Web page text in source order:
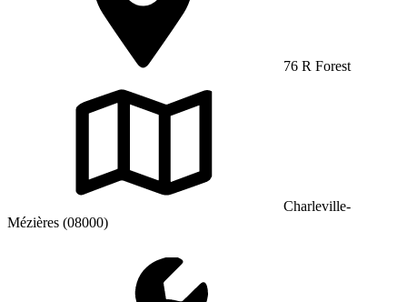
76 R Forest
Charleville-
Mézières (08000)